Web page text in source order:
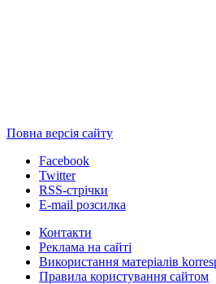
Повна версія сайту
Facebook
Twitter
RSS-стрічки
E-mail розсилка
Контакти
Реклама на сайті
Використання матеріалів
Правила користування сайтом